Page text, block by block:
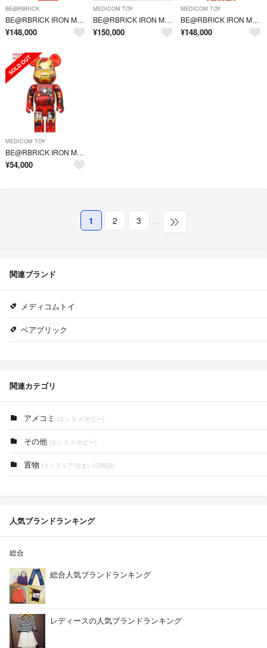
BE@RBRICK
BE@RBRICK IRON MAN MARK VII DAMAGE Ver.
¥148,000
MEDICOM TOY
BE@RBRICK IRON MAN MARK VII DAMAGE Ver.
¥150,000
MEDICOM TOY
BE@RBRICK IRON MAN MARK VII DAMAGE Ver.
¥148,000
MEDICOM TOY
BE@RBRICK IRON MAN MARK VII DAMAGE Ver.
¥54,000
1 2 3 …
関連ブランド
メディコムトイ
ベアブリック
関連カテゴリ
アメコミ (エンタメ/ホビー)
その他 (エンタメ/ホビー)
置物 (インテリア/住まい/日用品)
人気ブランドランキング
総合
総合人気ブランドランキング
レディースの人気ブランドランキング